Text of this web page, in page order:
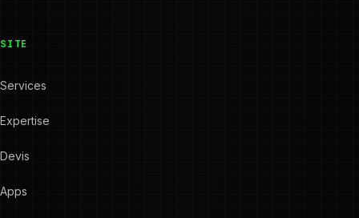
SITE
Services
Expertise
Devis
Apps